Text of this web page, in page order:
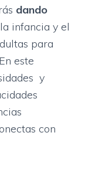
dando
infancia y el
para
este
y
con